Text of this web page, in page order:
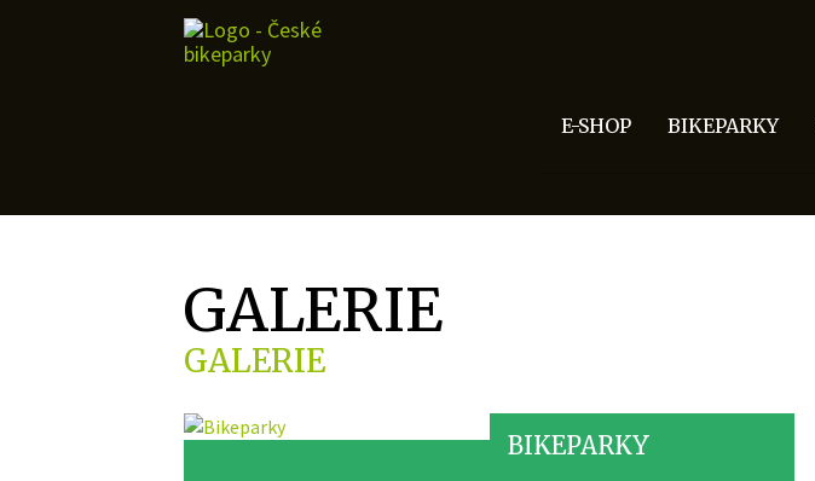
E-SHOP BIKEPARKY
GALERIE
GALERIE
BIKEPARKY